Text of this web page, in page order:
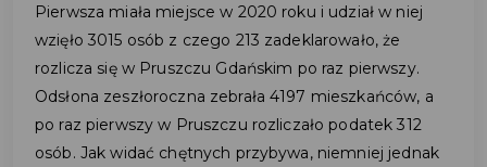
Pierwsza miała miejsce w 2020 roku i udział w niej
wzięło 3015 osób z czego 213 zadeklarowało, że
rozlicza się w Pruszczu Gdańskim po raz pierwszy.
Odsłona zeszłoroczna zebrała 4197 mieszkańców, a
po raz pierwszy w Pruszczu rozliczało podatek 312
osób. Jak widać chętnych przybywa, niemniej jednak